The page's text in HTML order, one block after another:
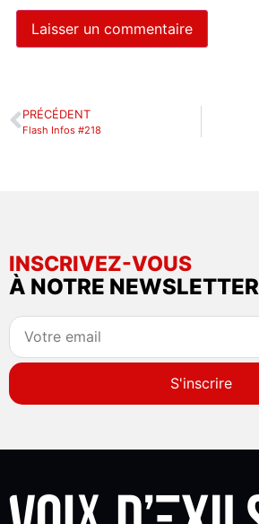
PRÉCÉDENT
Flash Infos #218
INSCRIVEZ-VOUS
À NOTRE NEWSLETTER
S'inscrire